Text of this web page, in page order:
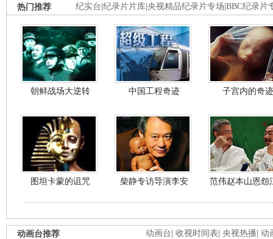
纪实台 纪录片片库 央视精品纪录片专场 BBC纪录片
热门推荐
朝鲜战场大逆转 中国工程奇迹 子宫内的奇迹
图坦卡蒙的诅咒 柴静专访导演李安 范伟赵本山恩怨
动画台 收视时间表 央视热播 动
动画台推荐